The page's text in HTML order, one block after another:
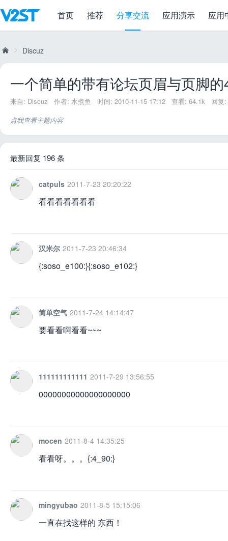
首页 推荐 分享交流 应用演示 应用
一个简单的带有论坛页眉与页脚的404页
Discuz
一个简单的带有论坛页眉与页脚
来自: Discuz 作者: 水煮鱼 时间: 2010-11-15 17:12 查看: 64.1k
回复
点我查看主题内容
最新回复 196 条
catpuls 2011-7-23 20:20:22
看看看看看看看
汉米尔 2011-7-23 20:46:34
{:soso_e100:}{:soso_e102:}
简单空气 2011-7-24 14:14:47
要看看啊看看~~~
111111111111 2011-7-29 13:56:55
00000000000000000000
mocen 2011-8-4 14:35:25
看看呀。。。{:4_90:}
mingyubao 2011-8-5 15:15:06
一直在找这样的 东西！